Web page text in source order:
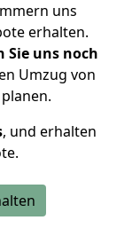
uns
erhalten.
uns noch
Umzug von
, und erhalten